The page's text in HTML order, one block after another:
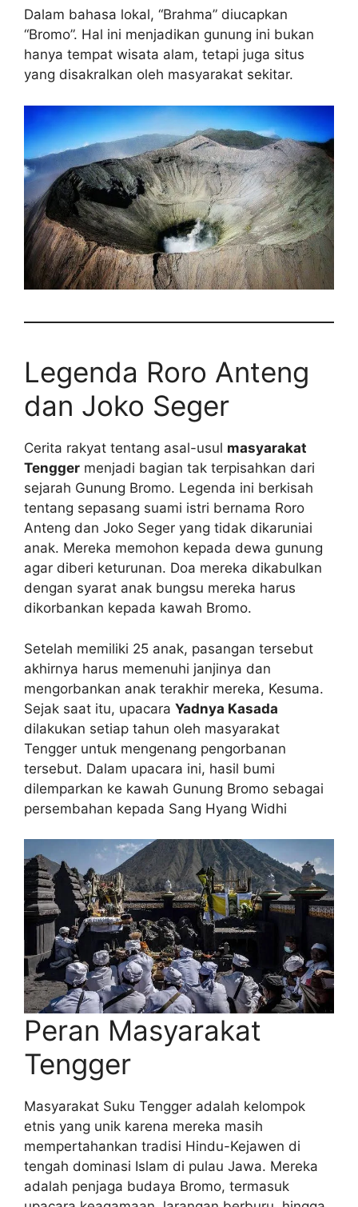
Dalam bahasa lokal, “Brahma” diucapkan
“Bromo”. Hal ini menjadikan gunung ini bukan
hanya tempat wisata alam, tetapi juga situs
yang disakralkan oleh masyarakat sekitar.
Legenda Roro Anteng
dan Joko Seger
Cerita rakyat tentang asal-usul masyarakat
Tengger menjadi bagian tak terpisahkan dari
sejarah Gunung Bromo. Legenda ini berkisah
tentang sepasang suami istri bernama Roro
Anteng dan Joko Seger yang tidak dikaruniai
anak. Mereka memohon kepada dewa gunung
agar diberi keturunan. Doa mereka dikabulkan
dengan syarat anak bungsu mereka harus
dikorbankan kepada kawah Bromo.
Setelah memiliki 25 anak, pasangan tersebut
akhirnya harus memenuhi janjinya dan
mengorbankan anak terakhir mereka, Kesuma.
Sejak saat itu, upacara Yadnya Kasada
dilakukan setiap tahun oleh masyarakat
Tengger untuk mengenang pengorbanan
tersebut. Dalam upacara ini, hasil bumi
dilemparkan ke kawah Gunung Bromo sebagai
persembahan kepada Sang Hyang Widhi
Peran Masyarakat
Tengger
Masyarakat Suku Tengger adalah kelompok
etnis yang unik karena mereka masih
mempertahankan tradisi Hindu-Kejawen di
tengah dominasi Islam di pulau Jawa. Mereka
adalah penjaga budaya Bromo, termasuk